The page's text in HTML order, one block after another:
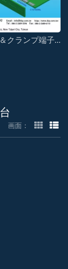
ボードイン＆クランプ端子シリーズ
画面：